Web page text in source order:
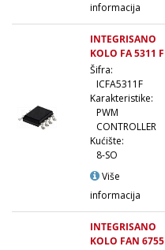
informacija
INTEGRISANO
KOLO FA 5311 F
Šifra:
ICFA5311F
Karakteristike:
PWM
CONTROLLER
Kućište:
8-SO
Više
informacija
INTEGRISANO
KOLO FAN 6755